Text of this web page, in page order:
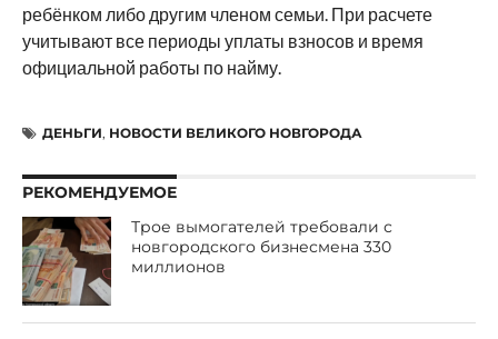
ребёнком либо другим членом семьи. При расчете
учитывают все периоды уплаты взносов и время
официальной работы по найму.
ДЕНЬГИ, НОВОСТИ ВЕЛИКОГО НОВГОРОДА
РЕКОМЕНДУЕМОЕ
Трое вымогателей требовали с
новгородского бизнесмена 330
миллионов